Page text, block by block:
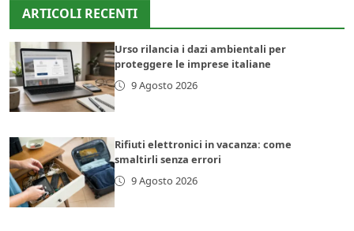
ARTICOLI RECENTI
Urso rilancia i dazi ambientali per
proteggere le imprese italiane
9 Agosto 2026
Rifiuti elettronici in vacanza: come
smaltirli senza errori
9 Agosto 2026